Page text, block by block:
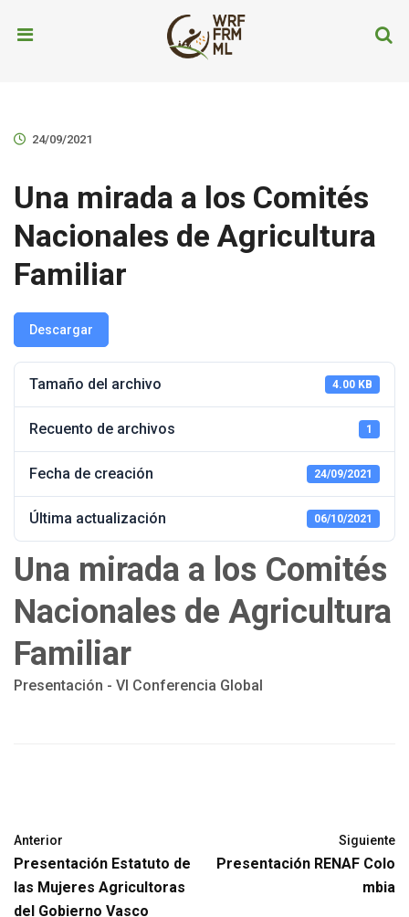
24/09/2021
Una mirada a los Comités
Nacionales de Agricultura
Familiar
Descargar
Tamaño del archivo 4.00 KB
Recuento de archivos 1
Fecha de creación 24/09/2021
Última actualización 06/10/2021
Una mirada a los Comités
Nacionales de Agricultura
Familiar
Presentación - VI Conferencia Global
Anterior
Presentación Estatuto de
las Mujeres Agricultoras
del Gobierno Vasco
Siguiente
Presentación RENAF Colo
mbia